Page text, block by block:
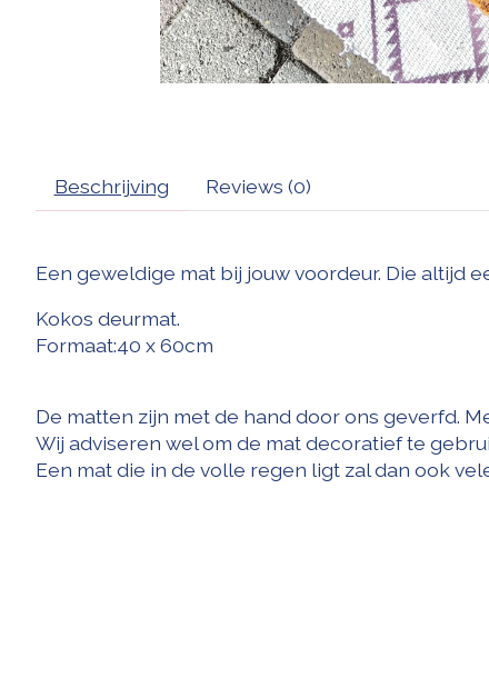
Beschrijving Reviews (0)
Een geweldige mat bij jouw voordeur. Die altijd
Kokos deurmat.
Formaat:40 x 60cm
De matten zijn met de hand door ons geverfd.
Wij adviseren wel om de mat decoratief te
Een mat die in de volle regen ligt zal dan ook